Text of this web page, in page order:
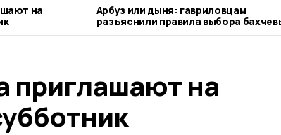
на
Арбуз или дыня: гавриловцам
разъяснили правила выбора
приглашают на